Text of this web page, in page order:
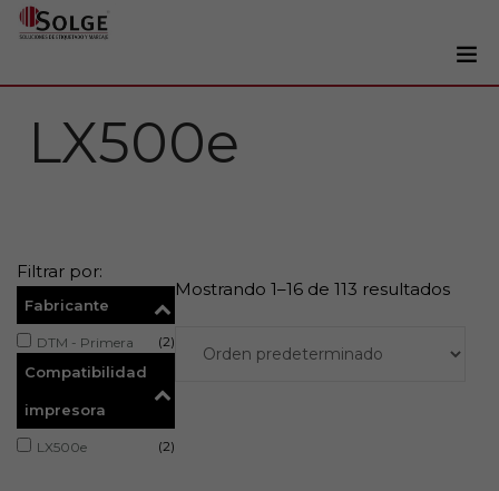
Impresoras
Tintas
Lectores
Marcaje
+34 93 241 22 21
LX500e
Filtrar por:
Fabricante
DTM - Primera (2)
Compatibilidad
impresora
LX500e (2)
Mostrando 1–16 de 113 resultados